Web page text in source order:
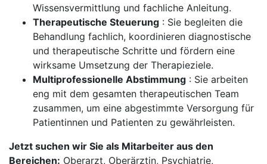
Wissensvermittlung und fachliche Anleitung.
Therapeutische Steuerung : Sie begleiten die
Behandlung fachlich, koordinieren diagnostische
und therapeutische Schritte und fördern eine
wirksame Umsetzung der Therapieziele.
Multiprofessionelle Abstimmung : Sie arbeiten
eng mit dem gesamten therapeutischen Team
zusammen, um eine abgestimmte Versorgung für
Patientinnen und Patienten zu gewährleisten.
Jetzt suchen wir Sie als Mitarbeiter aus den
Bereichen: Oberarzt, Oberärztin, Psychiatrie,